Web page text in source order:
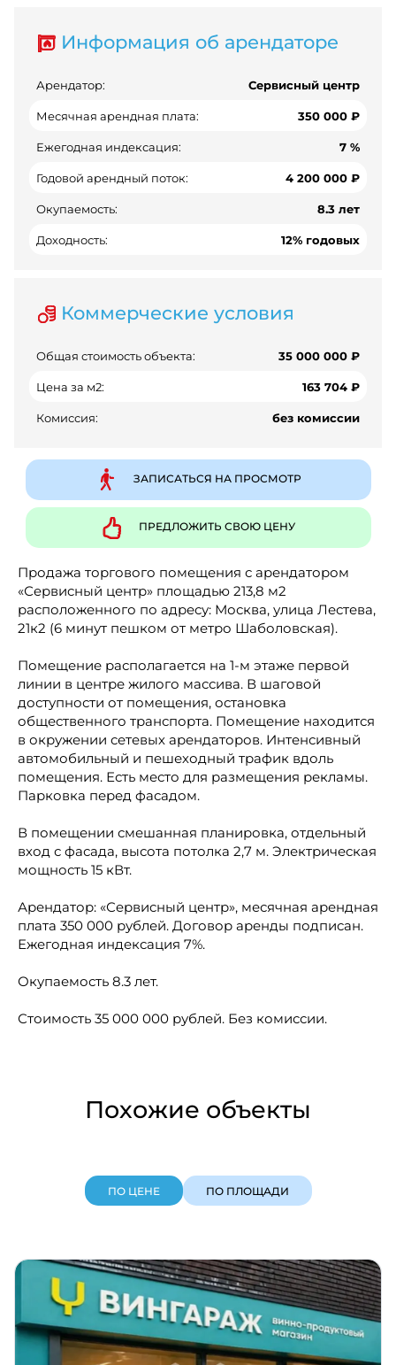
Информация об арендаторе
Арендатор: Сeрвиcный центр
Месячная арендная плата: 350 000 ₽
Ежегодная индексация: 7 %
Годовой арендный поток: 4 200 000 ₽
Окупаемость: 8.3 лет
Доходность: 12% годовых
Коммерческие условия
Общая стоимость объекта: 35 000 000 ₽
Цена за м2: 163 704 ₽
Комиссия: без комиссии
ЗАПИСАТЬСЯ НА ПРОСМОТР
ПРЕДЛОЖИТЬ СВОЮ ЦЕНУ
Продажа торгового помещения с арендатором
«Сeрвиcный центр» площадью 213,8 м2
расположенного по адресу: Москва, улица Лестева,
21к2 (6 минут пешком от метро Шаболовская).
Помещение располагается на 1-м этаже первой
линии в центре жилого массива. В шаговой
доступности от помещения, остановка
общественного транспорта. Помещение находится
в окружении сетевых арендаторов. Интенсивный
автомобильный и пешеходный трафик вдоль
помещения. Есть место для размещения рекламы.
Парковка перед фасадом.
В помещении смешанная планировка, отдельный
вход с фасада, высота потолка 2,7 м. Электрическая
мощность 15 кВт.
Арендатор: «Сeрвиcный центр», месячная арендная
плата 350 000 рублей. Договор аренды подписан.
Ежегодная индексация 7%.
Окупаемость 8.3 лет.
Стоимость 35 000 000 рублей. Без комиссии.
Похожие объекты
ПО ЦЕНЕ ПО ПЛОЩАДИ